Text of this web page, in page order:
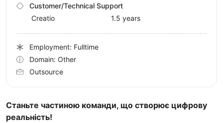
Станьте частиною команди, що створює цифрову
реальність!
Customer/Technical Support
Creatio
1.5 years
Employment: Fulltime
Domain: Other
Outsource